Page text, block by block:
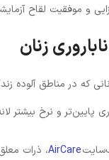
و موفقیت لقاح
زنان
که در مناطق آلوده
پایین‌تر و نرخ بیشتر
AirCare